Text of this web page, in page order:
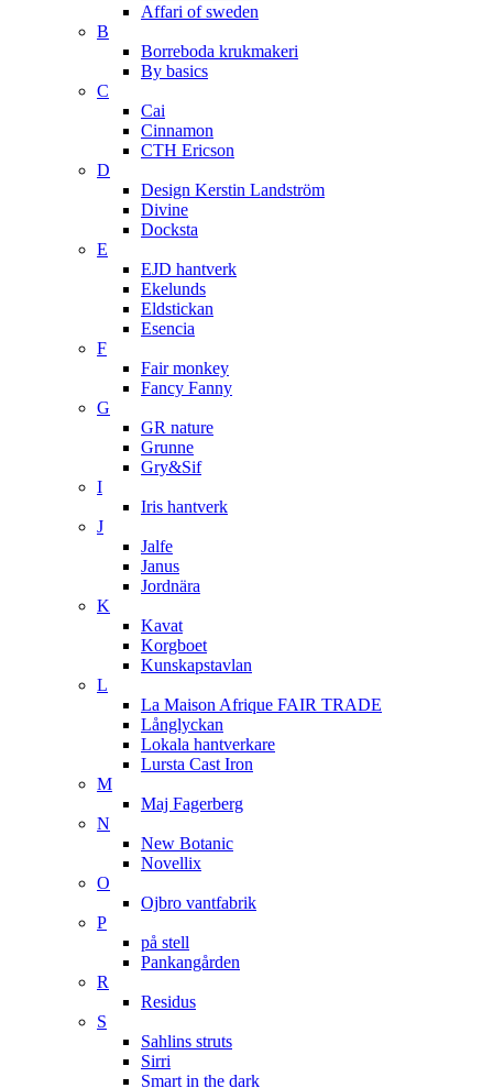
Affari of sweden
B
Borreboda krukmakeri
By basics
C
Cai
Cinnamon
CTH Ericson
D
Design Kerstin Landström
Divine
Docksta
E
EJD hantverk
Ekelunds
Eldstickan
Esencia
F
Fair monkey
Fancy Fanny
G
GR nature
Grunne
Gry&Sif
I
Iris hantverk
J
Jalfe
Janus
Jordnära
K
Kavat
Korgboet
Kunskapstavlan
L
La Maison Afrique FAIR TRADE
Långlyckan
Lokala hantverkare
Lursta Cast Iron
M
Maj Fagerberg
N
New Botanic
Novellix
O
Ojbro vantfabrik
P
på stell
Pankangården
R
Residus
S
Sahlins struts
Sirri
Smart in the dark